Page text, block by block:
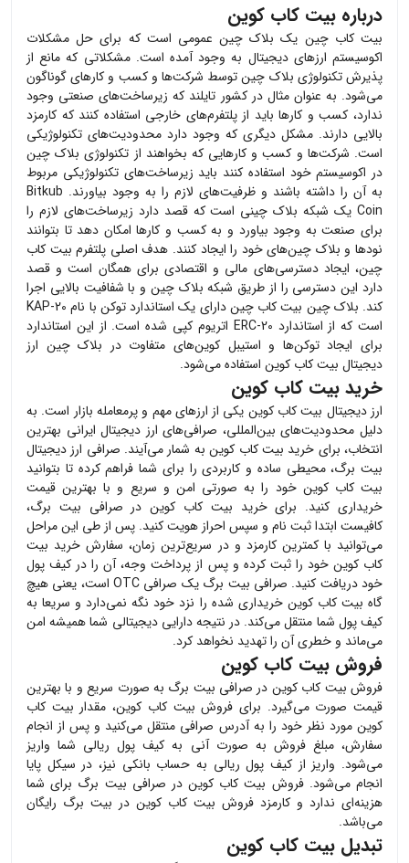
درباره بیت کاب کوین
بیت کاب چین یک بلاک چین عمومی است که برای حل مشکلات
اکوسیستم ارزهای دیجیتال به وجود آمده است. مشکلاتی که مانع از
پذیرش تکنولوژی بلاک چین توسط شرکت‌ها و کسب و کارهای گوناگون
می‌شود. به عنوان مثال در کشور تایلند که زیرساخت‌های صنعتی وجود
ندارد، کسب و کارها باید از پلتفرم‌های خارجی استفاده کنند که کارمزد
بالایی دارند. مشکل دیگری که وجود دارد محدودیت‌های تکنولوژیکی
است. شرکت‌ها و کسب و کارهایی که بخواهند از تکنولوژی بلاک چین
در اکوسیستم خود استفاده کنند باید زیرساخت‌های تکنولوژیکی مربوط
به آن را داشته باشند و ظرفیت‌های لازم را به وجود بیاورند. Bitkub
Coin یک شبکه بلاک چینی است که قصد دارد زیرساخت‌های لازم را
برای صنعت به وجود بیاورد و به کسب و کارها امکان دهد تا بتوانند
نودها و بلاک چین‌های خود را ایجاد کنند. هدف اصلی پلتفرم بیت کاب
چین، ایجاد دسترسی‌های مالی و اقتصادی برای همگان است و قصد
دارد این دسترسی را از طریق شبکه بلاک چین و با شفافیت بالایی اجرا
کند. بلاک چین بیت کاب چین دارای یک استاندارد توکن با نام KAP-20
است که از استاندارد ERC-20 اتریوم کپی شده است. از این استاندارد
برای ایجاد توکن‌ها و استیبل کوین‌های متفاوت در بلاک چین ارز
دیجیتال بیت کاب کوین استفاده می‌شود.
خرید بیت کاب کوین
ارز دیجیتال بیت کاب کوین یکی از ارزهای مهم و پرمعامله بازار است. به
دلیل محدودیت‌های بین‌المللی، صرافی‌های ارز دیجیتال ایرانی بهترین
انتخاب، برای خرید بیت کاب کوینبه شمار می‌آیند. صرافی ارز دیجیتال
بیت برگ، محیطی ساده و کاربردی را برای شما فراهم کرده تا بتوانید
بیت کاب کوین خود را به صورتی امن و سریع و با بهترین قیمت
خریداری کنید. برای خرید بیت کاب کویندر صرافی بیت برگ،
کافیست ابتدا ثبت نام و سپس احراز هویت کنید. پس از طی این مراحل
می‌توانید با کمترین کارمزد و در سریع‌ترین زمان، سفارش خرید بیت
کاب کوین خود را ثبت کرده و پس از پرداخت وجه، آن را در کیف پول
خود دریافت کنید. صرافی بیت برگ یک صرافی OTC است، یعنی هیچ
گاه بیت کاب کوین خریداری شده را نزد خود نگه نمی‌دارد و سریعا به
کیف پول شما منتقل می‌کند. در نتیجه دارایی دیجیتالی شما همیشه امن
می‌ماند و خطری آن را تهدید نخواهد کرد.
فروش بیت کاب کوین
فروش بیت کاب کوین در صرافی بیت برگ به صورت سریع و با بهترین
قیمت صورت می‌گیرد. برای فروش بیت کاب کوین، مقدار بیت کاب
کوین مورد نظر خود را به آدرس صرافی منتقل می‌کنید و پس از انجام
سفارش، مبلغ فروش به صورت آنی به کیف پول ریالی شما واریز
می‌شود. واریز از کیف پول ریالی به حساب بانکی نیز، در سیکل پایا
انجام می‌شود. فروش بیت کاب کویندر صرافی بیت برگ برای شما
هزینه‌ای ندارد و کارمزد فروش بیت کاب کوین در بیت برگ رایگان
می‌باشد.
تبدیل بیت کاب کوین